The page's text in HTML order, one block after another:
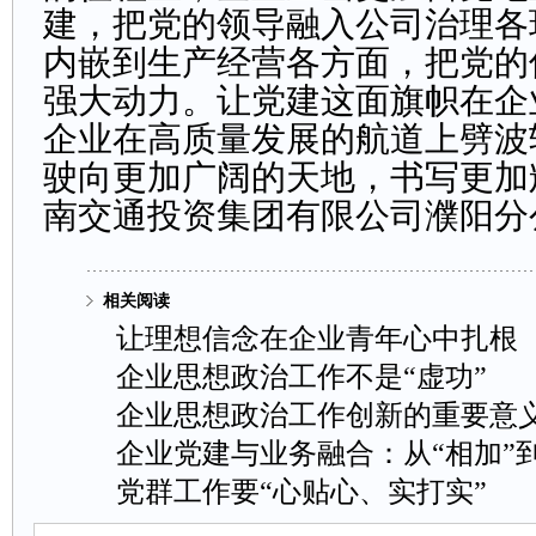
建，把党的领导融入公司治理
内嵌到生产经营各方面，把党
强大动力。让党建这面旗帜在
企业在高质量发展的航道上劈
驶向更加广阔的天地，书写更
南交通投资集团有限公司濮阳
相关阅读
让理想信念在企业青年心中扎根
企业思想政治工作不是“虚功”
企业思想政治工作创新的重要意
企业党建与业务融合：从“相加”
党群工作要“心贴心、实打实”